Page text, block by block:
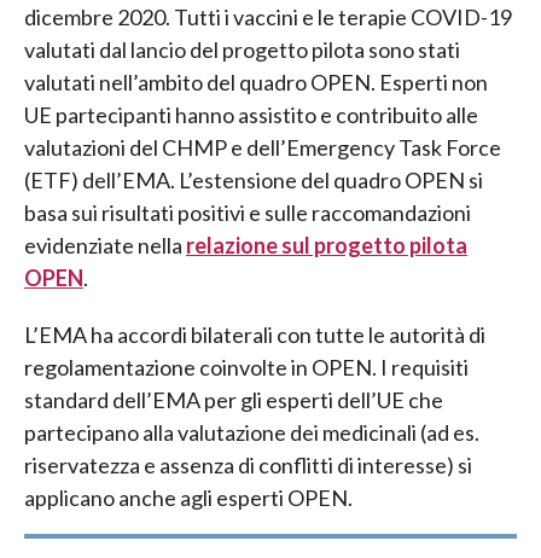
dicembre 2020. Tutti i vaccini e le terapie COVID-19
valutati dal lancio del progetto pilota sono stati
valutati nell’ambito del quadro OPEN. Esperti non
UE partecipanti hanno assistito e contribuito alle
valutazioni del CHMP e dell’Emergency Task Force
(ETF) dell’EMA. L’estensione del quadro OPEN si
basa sui risultati positivi e sulle raccomandazioni
evidenziate nella relazione sul progetto pilota
OPEN.
L’EMA ha accordi bilaterali con tutte le autorità di
regolamentazione coinvolte in OPEN. I requisiti
standard dell’EMA per gli esperti dell’UE che
partecipano alla valutazione dei medicinali (ad es.
riservatezza e assenza di conflitti di interesse) si
applicano anche agli esperti OPEN.